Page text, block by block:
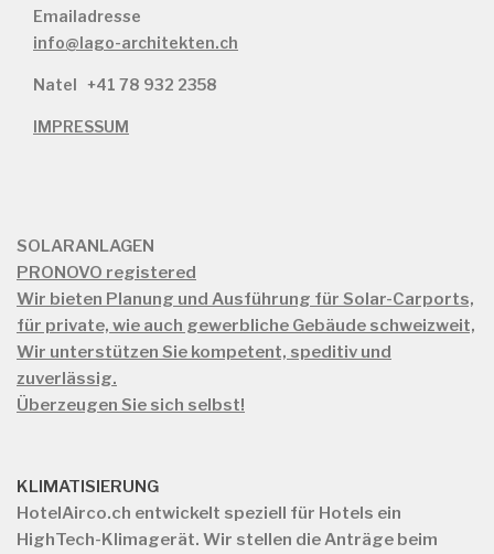
Emailadresse
info@lago-architekten.ch
Natel +41 78 932 2358
IMPRESSUM
SOLARANLAGEN
PRONOVO registered
Wir bieten Planung und Ausführung für Solar-Carports,
für private, wie auch gewerbliche Gebäude schweizweit,
Wir unterstützen Sie kompetent, speditiv und
zuverlässig.
Überzeugen Sie sich selbst!
KLIMATISIERUNG
HotelAirco.ch entwickelt speziell für Hotels ein
HighTech-Klimagerät. Wir stellen die Anträge beim